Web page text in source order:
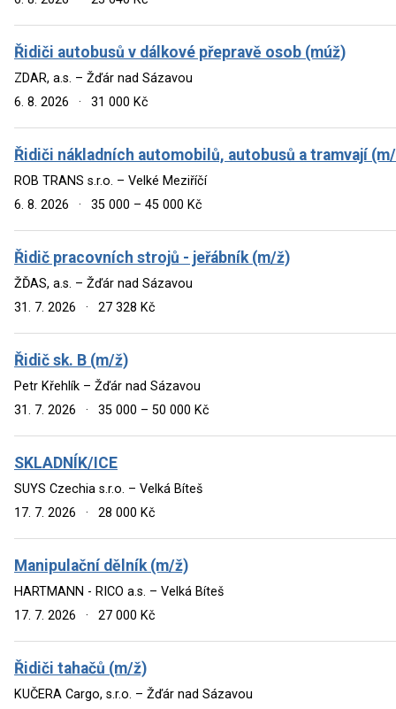
Řidiči autobusů v dálkové přepravě osob (múž)
ZDAR, a.s. – Žďár nad Sázavou
6. 8. 2026
· 31 000 Kč
Řidiči nákladních automobilů, autobusů a tramvají
ROB TRANS s.r.o. – Velké Meziříčí
6. 8. 2026
· 35 000 – 45 000 Kč
Řidič pracovních strojů - jeřábník (m/ž)
ŽĎAS, a.s. – Žďár nad Sázavou
31. 7. 2026
· 27 328 Kč
Řidič sk. B (m/ž)
Petr Křehlík – Žďár nad Sázavou
31. 7. 2026
· 35 000 – 50 000 Kč
SKLADNÍK/ICE
SUYS Czechia s.r.o. – Velká Bíteš
17. 7. 2026
· 28 000 Kč
Manipulační dělník (m/ž)
HARTMANN - RICO a.s. – Velká Bíteš
17. 7. 2026
· 27 000 Kč
Řidiči tahačů (m/ž)
KUČERA Cargo, s.r.o. – Žďár nad Sázavou